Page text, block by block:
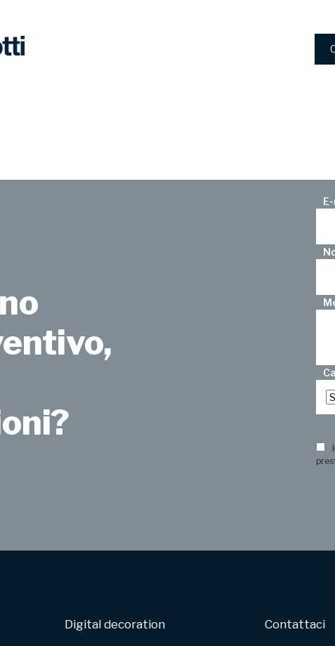
Digital decoration Contattaci